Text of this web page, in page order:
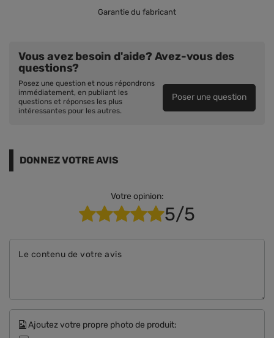
Garantie du fabricant
Vous avez besoin d'aide? Avez-vous des
questions?
Posez une question et nous répondrons
immédiatement, en publiant les
questions et réponses les plus
intéressantes pour les autres.
Poser une question
DONNEZ VOTRE AVIS
Votre opinion:
5/5
Le contenu de votre avis
Ajoutez votre propre photo de produit: